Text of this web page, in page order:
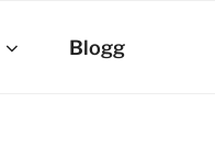
Blogg